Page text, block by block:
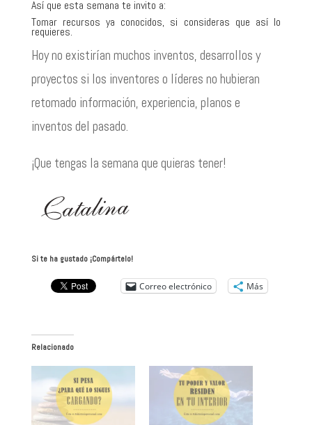
Así que esta semana te invito a:
Tomar recursos ya conocidos, si consideras que así lo
requieres.
Hoy no existirían muchos inventos, desarrollos y
proyectos si los inventores o líderes no hubieran
retomado información, experiencia, planos e
inventos del pasado.
¡Que tengas la semana que quieras tener!
Si te ha gustado ¡Compártelo!
Correo electrónico Más
Relacionado